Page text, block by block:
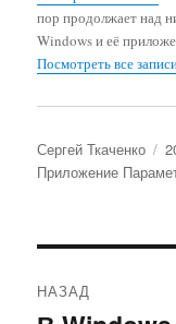
пор продолжает над
Windows и её
Посмотреть все
Автор
Сергей Ткаченко
Приложение
по
НАЗАД